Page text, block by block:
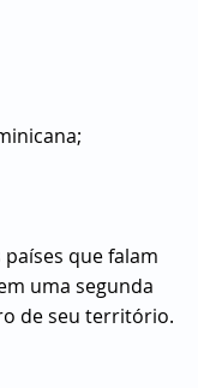
que falam
uma segunda
de seu território.